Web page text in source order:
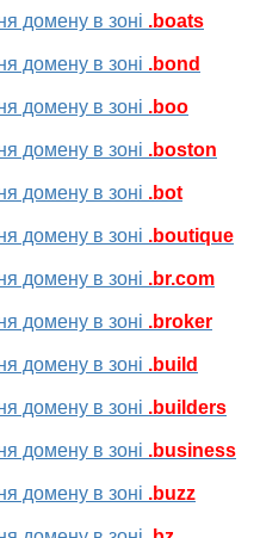
домену в зоні .boats
домену в зоні .bond
домену в зоні .boo
домену в зоні .boston
домену в зоні .bot
домену в зоні .boutique
домену в зоні .br.com
домену в зоні .broker
домену в зоні .build
домену в зоні .builders
домену в зоні .business
домену в зоні .buzz